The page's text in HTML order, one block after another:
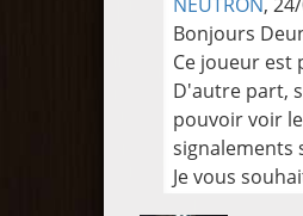
Bonjours
Ce joueur est
D'autre part,
pouvoir voir
signalements
Je vous